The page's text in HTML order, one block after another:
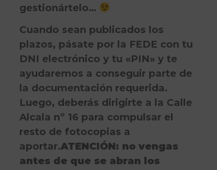
gestionártelo…
Cuando sean publicados los
plazos, pásate por la FEDE con tu
DNI electrónico y tu «PIN» y te
ayudaremos a conseguir parte de
la documentación requerida.
Luego, deberás dirigirte a la Calle
Alcala nº 16 para compulsar el
resto de fotocopias a
aportar.ATENCIÓN: no vengas
antes de que se abran los